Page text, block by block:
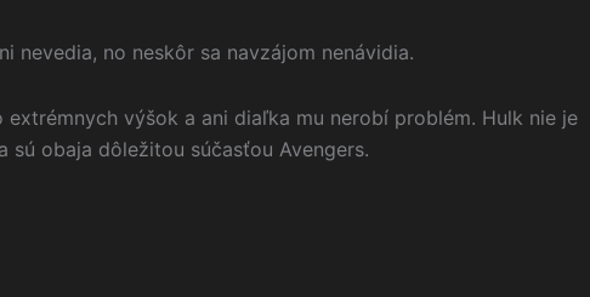
nevedia, no neskôr sa navzájom nenávidia.
výšok a ani diaľka mu nerobí problém. Hulk nie je
obaja dôležitou súčasťou Avengers.